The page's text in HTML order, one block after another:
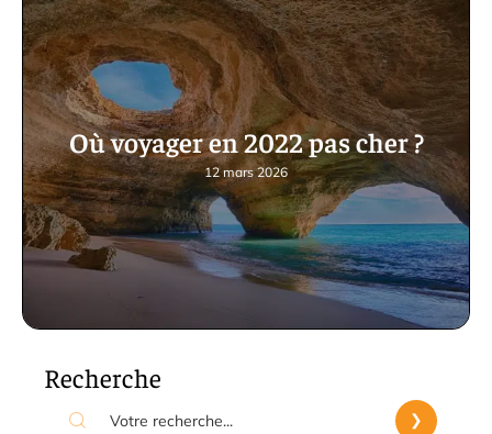
Où voyager en 2022 pas cher ?
12 mars 2026
Recherche